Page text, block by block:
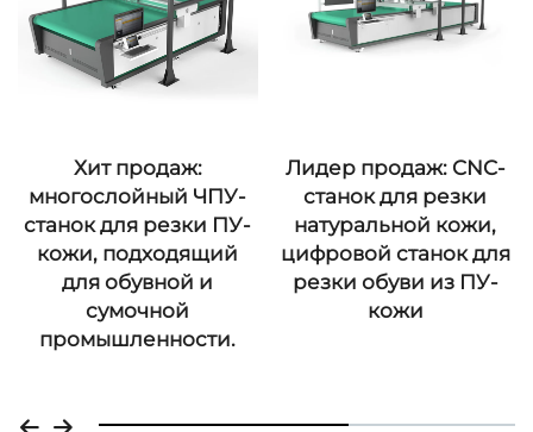
Хит продаж:
многослойный ЧПУ-
станок для резки ПУ-
кожи, подходящий
для обувной и
сумочной
промышленности.
Лидер продаж: CNC-
станок для резки
натуральной кожи,
цифровой станок для
резки обуви из ПУ-
кожи